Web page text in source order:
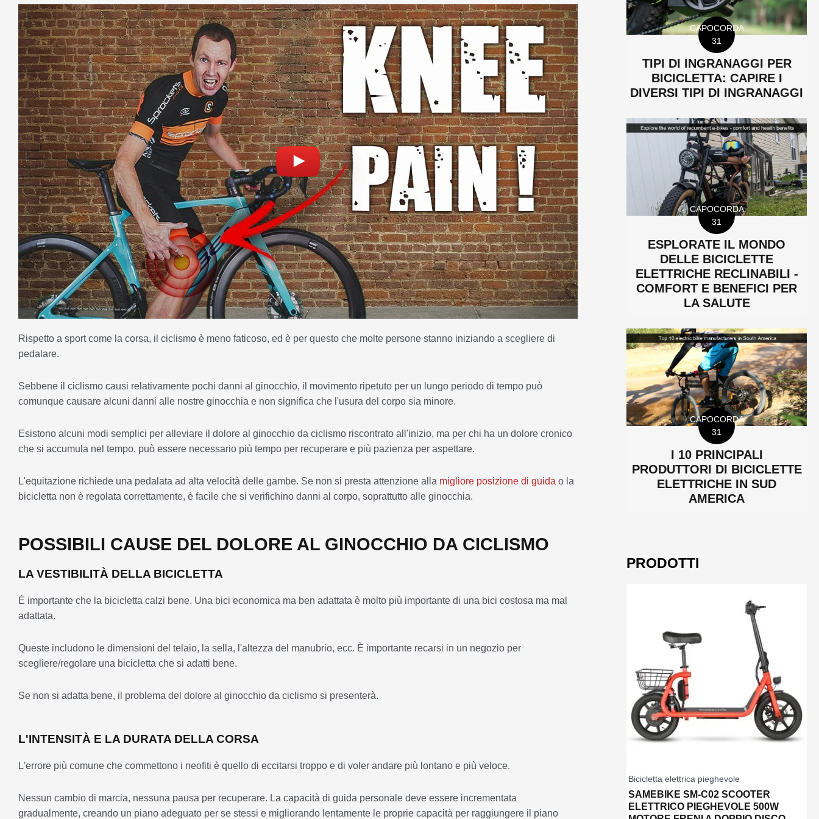
Rispetto a sport come la corsa, il ciclismo è meno faticoso, ed è per questo che molte persone stanno iniziando a scegliere di
pedalare.
Sebbene il ciclismo causi relativamente pochi danni al ginocchio, il movimento ripetuto per un lungo periodo di tempo può
comunque causare alcuni danni alle nostre ginocchia e non significa che l'usura del corpo sia minore.
Esistono alcuni modi semplici per alleviare il dolore al ginocchio da ciclismo riscontrato all'inizio, ma per chi ha un dolore cronico
che si accumula nel tempo, può essere necessario più tempo per recuperare e più pazienza per aspettare.
L'equitazione richiede una pedalata ad alta velocità delle gambe. Se non si presta attenzione alla migliore posizione di guida o la
bicicletta non è regolata correttamente, è facile che si verifichino danni al corpo, soprattutto alle ginocchia.
POSSIBILI CAUSE DEL DOLORE AL GINOCCHIO DA CICLISMO
LA VESTIBILITÀ DELLA BICICLETTA
È importante che la bicicletta calzi bene. Una bici economica ma ben adattata è molto più importante di una bici costosa ma mal
adattata.
Queste includono le dimensioni del telaio, la sella, l'altezza del manubrio, ecc. È importante recarsi in un negozio per
scegliere/regolare una bicicletta che si adatti bene.
Se non si adatta bene, il problema del dolore al ginocchio da ciclismo si presenterà.
L'INTENSITÀ E LA DURATA DELLA CORSA
L'errore più comune che commettono i neofiti è quello di eccitarsi troppo e di voler andare più lontano e più veloce.
Nessun cambio di marcia, nessuna pausa per recuperare. La capacità di guida personale deve essere incrementata
gradualmente, creando un piano adeguato per se stessi e migliorando lentamente le proprie capacità per raggiungere il piano
CAPOCORDA
31
TIPI DI INGRANAGGI PER
BICICLETTA: CAPIRE I
DIVERSI TIPI DI INGRANAGGI
CAPOCORDA
31
ESPLORATE IL MONDO
DELLE BICICLETTE
ELETTRICHE RECLINABILI -
COMFORT E BENEFICI PER
LA SALUTE
CAPOCORDA
31
I 10 PRINCIPALI
PRODUTTORI DI BICICLETTE
ELETTRICHE IN SUD
AMERICA
PRODOTTI
Bicicletta elettrica pieghevole
SAMEBIKE SM-C02 SCOOTER
ELETTRICO PIEGHEVOLE 500W